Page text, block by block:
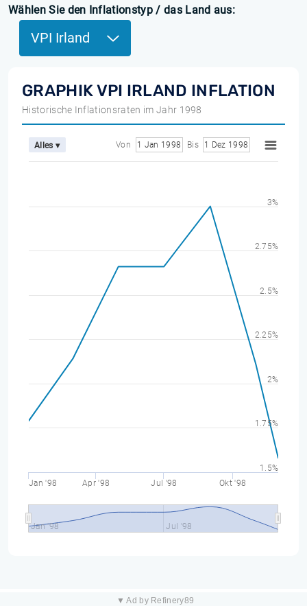
Wählen Sie den Inflationstyp / das Land aus:
VPI Irland
GRAPHIK VPI IRLAND INFLATION
Historische Inflationsraten im Jahr 1998
Alles ▾ Von 1 Jan 1998 Bis 1 Dez 1998
Jan '98 Apr '98 Jul '98 Okt '98
Jan '98 Jul '98
1.5%
1.75%
2%
2.25%
2.5%
2.75%
3%
▼ Ad by Refinery89